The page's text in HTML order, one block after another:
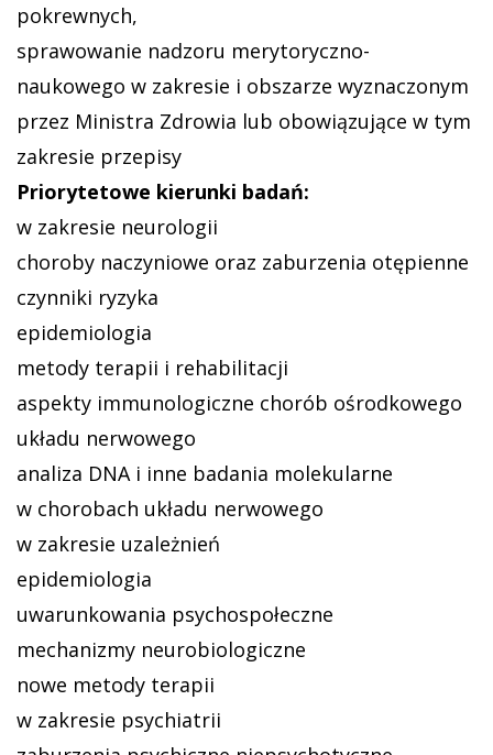
pokrewnych,
sprawowanie nadzoru merytoryczno-
naukowego w zakresie i obszarze wyznaczonym
przez Ministra Zdrowia lub obowiązujące w tym
zakresie przepisy
Priorytetowe kierunki badań:
w zakresie neurologii
choroby naczyniowe oraz zaburzenia otępienne
czynniki ryzyka
epidemiologia
metody terapii i rehabilitacji
aspekty immunologiczne chorób ośrodkowego
układu nerwowego
analiza DNA i inne badania molekularne
w chorobach układu nerwowego
w zakresie uzależnień
epidemiologia
uwarunkowania psychospołeczne
mechanizmy neurobiologiczne
nowe metody terapii
w zakresie psychiatrii